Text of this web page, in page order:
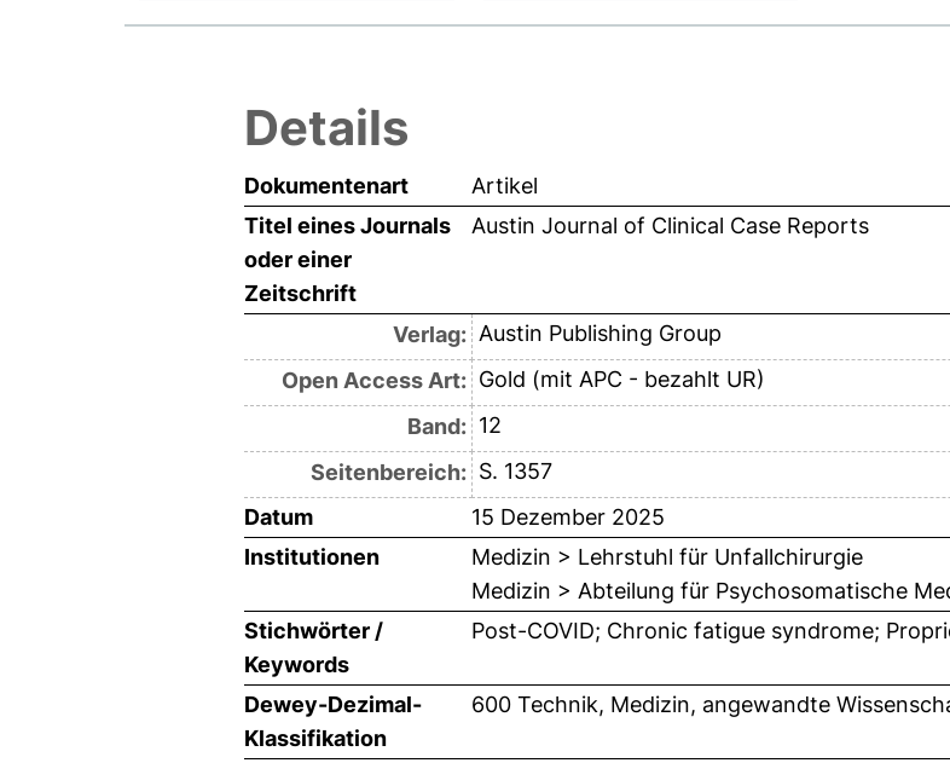
Details
Dokumentenart
Artikel
Titel eines Journals
oder einer
Zeitschrift
Austin Journal of Clinical Case Reports
Verlag: Austin Publishing Group
Open Access Art: Gold (mit APC - bezahlt UR)
Band: 12
Seitenbereich: S. 1357
Datum
15 Dezember 2025
Institutionen
Medizin > Lehrstuhl für Unfallchirurgie
Medizin > Abteilung für Psychosomatische
Stichwörter /
Keywords
Post-COVID; Chronic fatigue syndrome;
Dewey-Dezimal-
Klassifikation
600 Technik, Medizin, angewandte